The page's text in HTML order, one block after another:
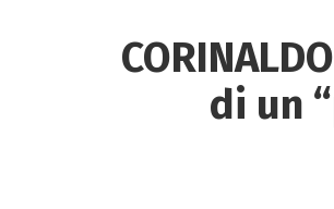
di un